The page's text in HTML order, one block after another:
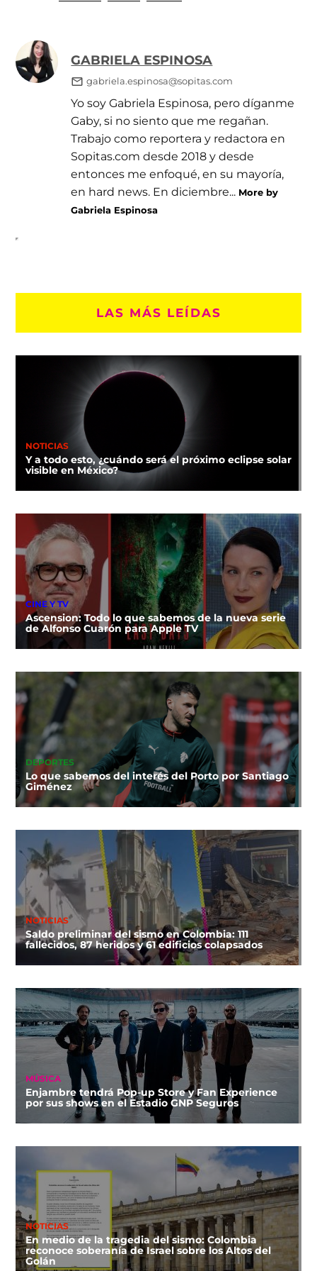
GABRIELA ESPINOSA
gabriela.espinosa@sopitas.com
Yo soy Gabriela Espinosa, pero díganme
Gaby, si no siento que me regañan.
Trabajo como reportera y redactora en
Sopitas.com desde 2018 y desde
entonces me enfoqué, en su mayoría,
en hard news. En diciembre... More by
Gabriela Espinosa
LAS MÁS LEÍDAS
NOTICIAS
Y a todo esto, ¿cuándo será el próximo eclipse solar
visible en México?
CINE Y TV
Ascension: Todo lo que sabemos de la nueva serie
de Alfonso Cuarón para Apple TV
DEPORTES
Lo que sabemos del interés del Porto por Santiago
Giménez
NOTICIAS
Saldo preliminar del sismo en Colombia: 111
fallecidos, 87 heridos y 61 edificios colapsados
MÚSICA
Enjambre tendrá Pop-up Store y Fan Experience
por sus shows en el Estadio GNP Seguros
NOTICIAS
En medio de la tragedia del sismo: Colombia
reconoce soberanía de Israel sobre los Altos del
Golán